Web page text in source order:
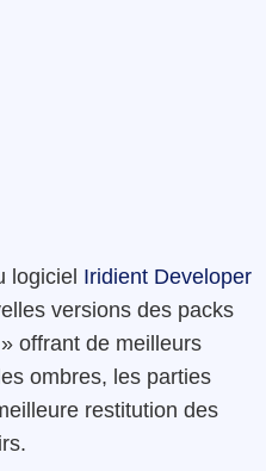
logiciel Iridient Developer
versions des packs
offrant de meilleurs
ombres, les parties
restitution des